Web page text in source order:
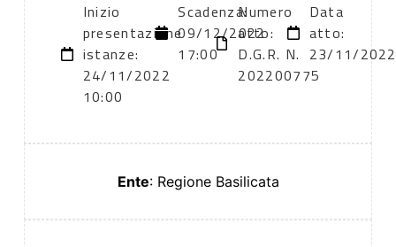
Inizio
presentazione
istanze:
24/11/2022
10:00
Scadenza:
09/12/2022
17:00
Numero
atto:
D.G.R. N.
202200775
Data
atto:
23/11/2022
Ente: Regione Basilicata